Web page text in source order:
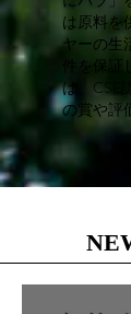
は原料を
ヤーの生
件を保
は、CSE
の賞や評